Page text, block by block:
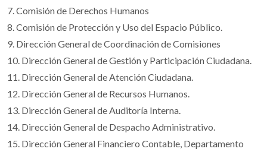
7. Comisión de Derechos Humanos
8. Comisión de Protección y Uso del Espacio Público.
9. Dirección General de Coordinación de Comisiones
10. Dirección General de Gestión y Participación Ciudadana.
11. Dirección General de Atención Ciudadana.
12. Dirección General de Recursos Humanos.
13. Dirección General de Auditoría Interna.
14. Dirección General de Despacho Administrativo.
15. Dirección General Financiero Contable, Departamento